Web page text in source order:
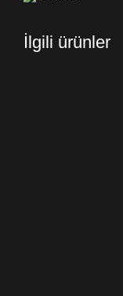
İlgili ürünler